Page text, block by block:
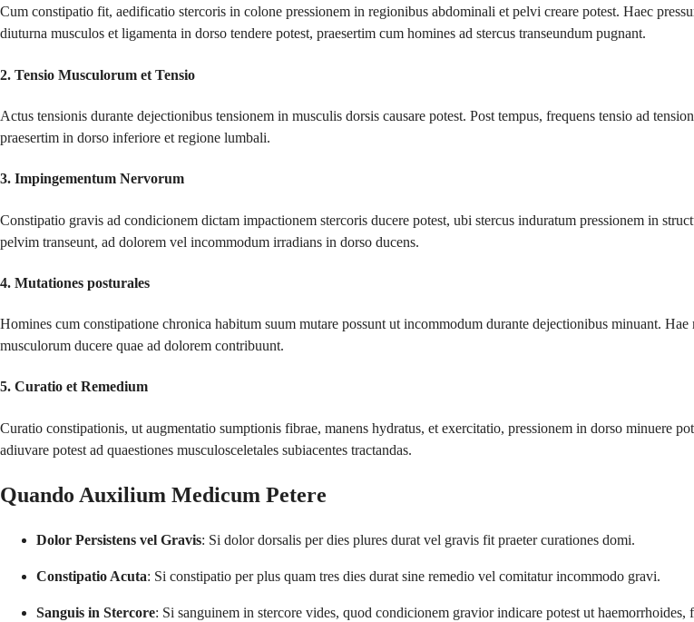
Cum constipatio fit, aedificatio stercoris in colone pressionem in regionibus abdominali et pelvi creare potest. Haec
diuturna musculos et ligamenta in dorso tendere potest, praesertim cum homines ad stercus transeundum pugnant.
2. Tensio Musculorum et Tensio
Actus tensionis durante dejectionibus tensionem in musculis dorsis causare potest. Post tempus, frequens tensio ad
praesertim in dorso inferiore et regione lumbali.
3. Impingementum Nervorum
Constipatio gravis ad condicionem dictam impactionem stercoris ducere potest, ubi stercus induratum pressionem in
pelvim transeunt, ad dolorem vel incommodum irradians in dorso ducens.
4. Mutationes posturales
Homines cum constipatione chronica habitum suum mutare possunt ut incommodum durante dejectionibus minuant.
musculorum ducere quae ad dolorem contribuunt.
5. Curatio et Remedium
Curatio constipationis, ut augmentatio sumptionis fibrae, manens hydratus, et exercitatio, pressionem in dorso minuere
adiuvare potest ad quaestiones musculosceletales subiacentes tractandas.
Quando Auxilium Medicum Petere
Dolor Persistens vel Gravis: Si dolor dorsalis per dies plures durat vel gravis fit praeter curationes domi.
Constipatio Acuta: Si constipatio per plus quam tres dies durat sine remedio vel comitatur incommodo gravi.
Sanguis in Stercore: Si sanguinem in stercore vides, quod condicionem gravior indicare potest ut haemorrhoides,